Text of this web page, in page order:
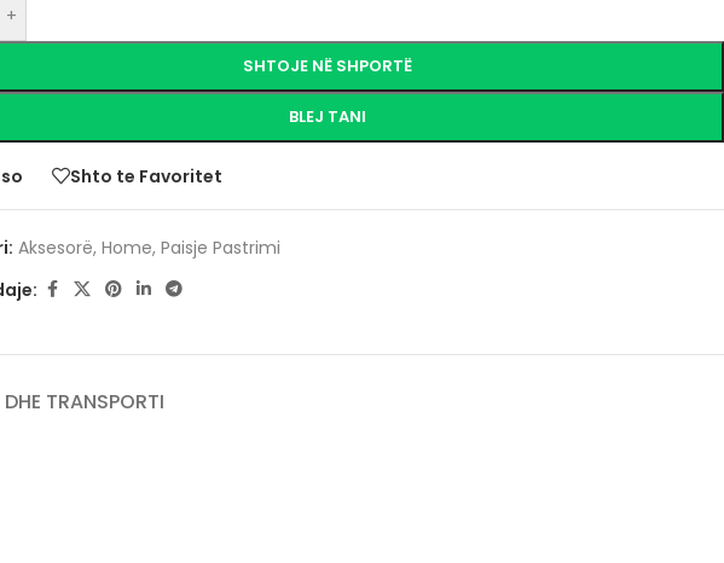
+
SHTOJE NË SHPORTË
BLEJ TANI
Shto te Favoritet
Aksesorë, Home, Paisje Pastrimi
DHE TRANSPORTI